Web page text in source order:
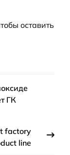
оставить
ГК
factory
line